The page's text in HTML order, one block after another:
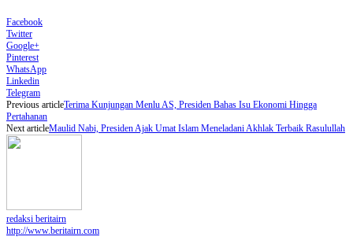
Facebook
Twitter
Google+
Pinterest
WhatsApp
Linkedin
Telegram
Previous articleTerima Kunjungan Menlu AS, Presiden Bahas Isu Ekonomi Hingga
Pertahanan
Next articleMaulid Nabi, Presiden Ajak Umat Islam Meneladani Akhlak Terbaik Rasulullah
redaksi beritairn
http://www.beritairn.com